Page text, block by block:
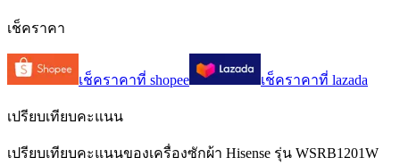
เช็คราคา
เช็คราคาที่ shopee เช็คราคาที่ lazada
เปรียบเทียบคะแนน
เปรียบเทียบคะแนนของเครื่องซักผ้า Hisense รุ่น WSRB1201W